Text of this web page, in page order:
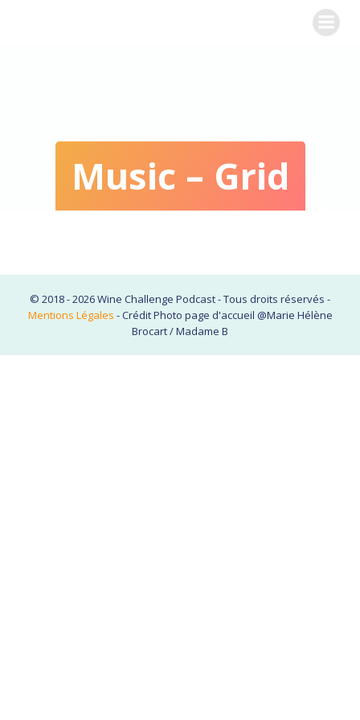
Music – Grid
© 2018 - 2026 Wine Challenge Podcast - Tous droits réservés -
Mentions Légales - Crédit Photo page d'accueil @Marie Hélène
Brocart / Madame B